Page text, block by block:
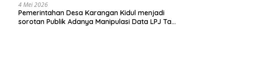
4 Mei 2026
Pemerintahan Desa Karangan Kidul menjadi
sorotan Publik Adanya Manipulasi Data LPJ Ta